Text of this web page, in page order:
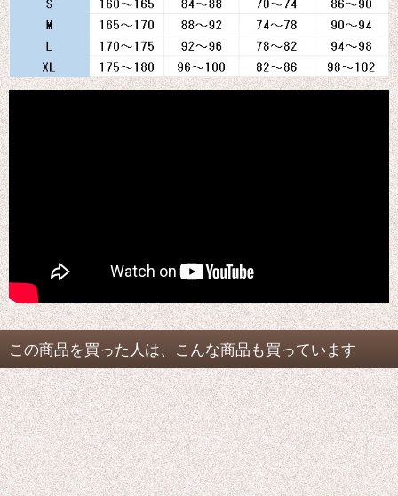
この商品を買った人は、こんな商品も買っています